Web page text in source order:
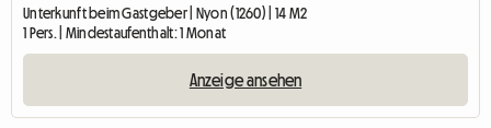
Unterkunft beim Gastgeber | Nyon (1260) | 14 M2
1 Pers. | Mindestaufenthalt: 1 Monat
Anzeige ansehen